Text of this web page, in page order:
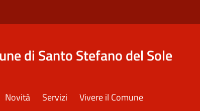
di Santo Stefano del Sole
Novità Servizi Vivere il Comune